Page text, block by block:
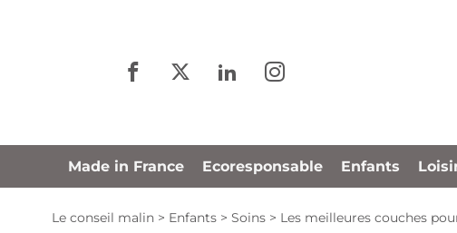
Made in France Ecoresponsable Enfants
Le conseil malin > Enfants > Soins > Les meilleures couches